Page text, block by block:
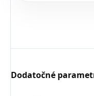
Dodatočné